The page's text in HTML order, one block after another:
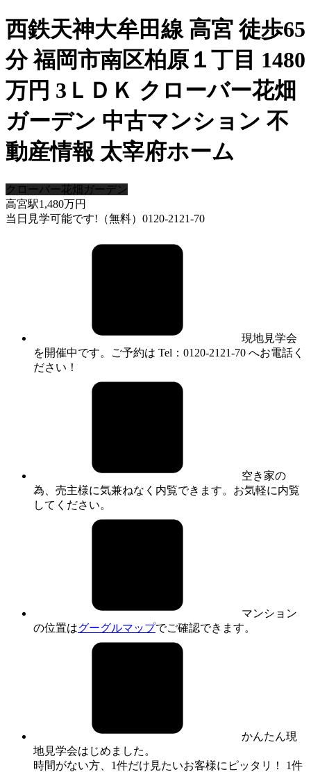
西鉄天神大牟田線 高宮 徒歩65
分 福岡市南区柏原１丁目 1480
万円 3ＬＤＫ クローバー花畑
ガーデン 中古マンション 不
動産情報 太宰府ホーム
クローバー花畑ガーデン
高宮駅1,480万円
当日見学可能です!（無料）0120-2121-70
現地見学会
を開催中です。ご予約は Tel：0120-2121-70 へお電話く
ださい！
空き家の
為、売主様に気兼ねなく内覧できます。お気軽に内覧
してください。
マンション
の位置はグーグルマップでご確認できます。
かんたん現
地見学会はじめました。
時間がない方、1件だけ見たいお客様にピッタリ！ 1件